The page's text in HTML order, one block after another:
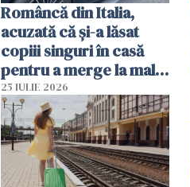
Româncă din Italia,
acuzată că și-a lăsat
copiii singuri în casă
pentru a merge la mall.
Vecinii au dat alarma
25 IULIE 2026